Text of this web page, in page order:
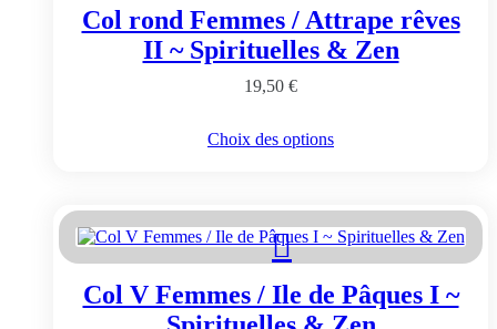
choisies
sur
la
page
Col rond Femmes / Attrape rêves
II ~ Spirituelles & Zen
19,50 €
Choix des options
Ce
Les
options
être
choisies
Col V Femmes / Ile de Pâques I ~